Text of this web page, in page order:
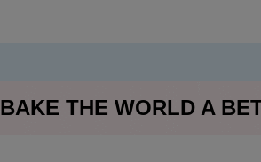
BAKE THE WORLD A